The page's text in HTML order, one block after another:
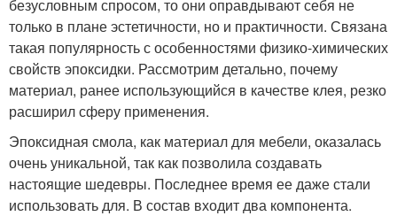
безусловным спросом, то они оправдывают себя не
только в плане эстетичности, но и практичности. Связана
такая популярность с особенностями физико-химических
свойств эпоксидки. Рассмотрим детально, почему
материал, ранее использующийся в качестве клея, резко
расширил сферу применения.
Эпоксидная смола, как материал для мебели, оказалась
очень уникальной, так как позволила создавать
настоящие шедевры. Последнее время ее даже стали
использовать для. В состав входит два компонента.